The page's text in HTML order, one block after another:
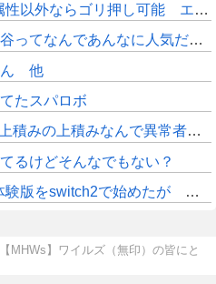
リ押し可能 エギル・ラグナル・キカが強力
であんなに人気だったんや？？？？
ん 他
たスパロボ
みの上積みなんで異常者です
るけどそんなでもない？
めたが これ何時間遊べば面白くなるんだ？
【MHWs】ワイルズ（無印）の皆にと